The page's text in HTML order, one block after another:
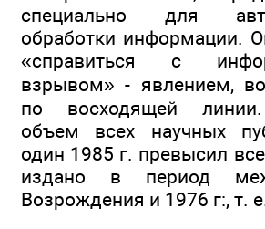
специально для
обработки информации.
«справиться с
взрывом» - явлением,
по восходящей
объем всех научных
один 1985 г. превысил
издано в период
Возрождения и 1976 г:, т.